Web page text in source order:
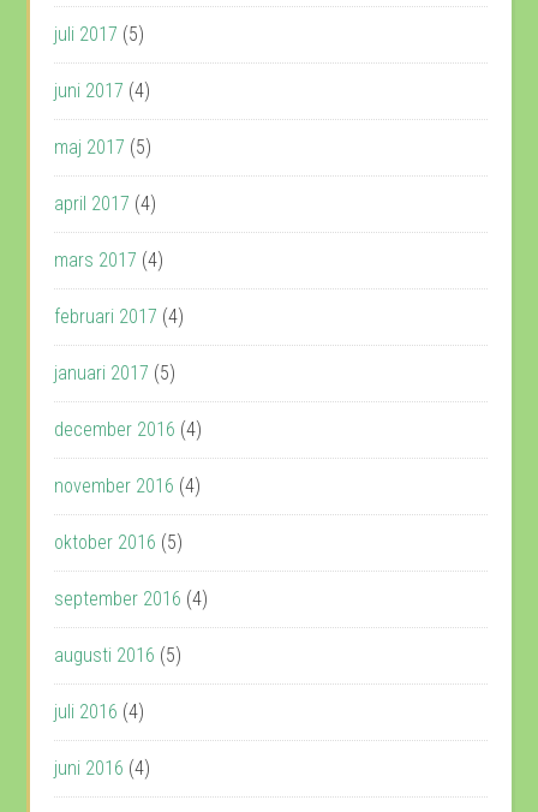
juli 2017 (5)
juni 2017 (4)
maj 2017 (5)
april 2017 (4)
mars 2017 (4)
februari 2017 (4)
januari 2017 (5)
december 2016 (4)
november 2016 (4)
oktober 2016 (5)
september 2016 (4)
augusti 2016 (5)
juli 2016 (4)
juni 2016 (4)